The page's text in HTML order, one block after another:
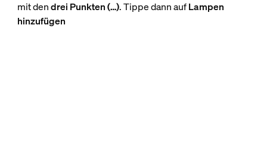
mit dendrei Punkten (…). Tippe dann aufLampen
hinzufügen